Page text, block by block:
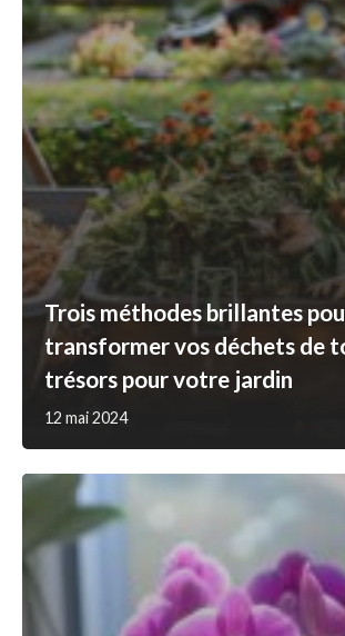
Trois méthodes brillantes
transformer vos déchets de
trésors pour votre jardin
12 mai 2024